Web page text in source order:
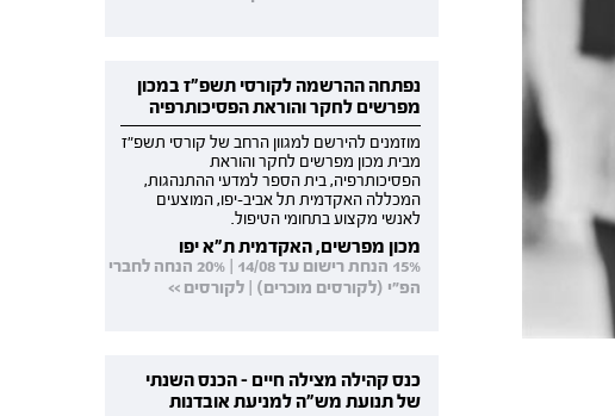
נפתחה ההרשמה לקורסי תשפ"ז במכון
מפרשים לחקר והוראת הפסיכותרפיה
מוזמנים להירשם למגוון הרחב של קורסי תשפ"ז
מבית מכון מפרשים לחקר והוראת
הפסיכותרפיה, בית הספר למדעי ההתנהגות,
המכללה האקדמית תל אביב-יפו, המוצעים
לאנשי מקצוע בתחומי הטיפול.
מכון מפרשים, האקדמית ת"א יפו
15% הנחת רישום עד 14/08 | 20% הנחה לחברי
הפ"י (לקורסים מוכרים) | לקורסים >>
כנס קהילה מצילה חיים - הכנס השנתי
של תנועת מש"ה למניעת אובדנות